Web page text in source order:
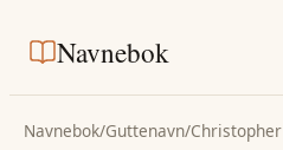
Navnebok
Navnebok/Guttenavn/Christopher